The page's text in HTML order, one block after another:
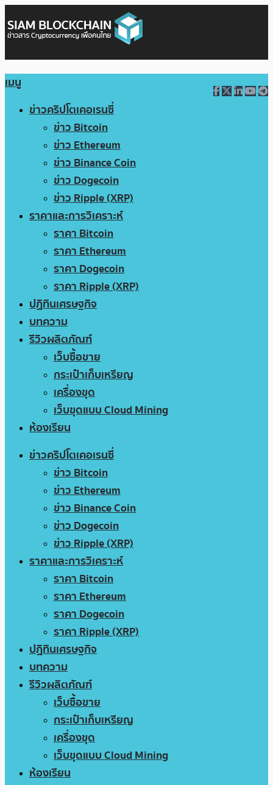
เมนู
ข่าวคริปโตเคอเรนซี่
ข่าว Bitcoin
ข่าว Ethereum
ข่าว Binance Coin
ข่าว Dogecoin
ข่าว Ripple (XRP)
ราคาและการวิเคราะห์
ราคา Bitcoin
ราคา Ethereum
ราคา Dogecoin
ราคา Ripple (XRP)
ปฏิทินเศรษฐกิจ
บทความ
รีวิวผลิตภัณฑ์
เว็บซื้อขาย
กระเป๋าเก็บเหรียญ
เครื่องขุด
เว็บขุดแบบ Cloud Mining
ห้องเรียน
ข่าวคริปโตเคอเรนซี่
ข่าว Bitcoin
ข่าว Ethereum
ข่าว Binance Coin
ข่าว Dogecoin
ข่าว Ripple (XRP)
ราคาและการวิเคราะห์
ราคา Bitcoin
ราคา Ethereum
ราคา Dogecoin
ราคา Ripple (XRP)
ปฏิทินเศรษฐกิจ
บทความ
รีวิวผลิตภัณฑ์
เว็บซื้อขาย
กระเป๋าเก็บเหรียญ
เครื่องขุด
เว็บขุดแบบ Cloud Mining
ห้องเรียน